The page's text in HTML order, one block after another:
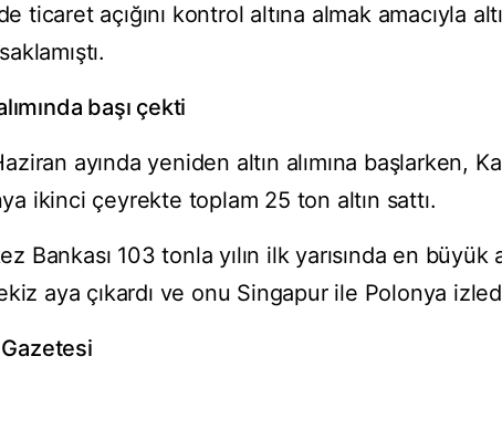
ticaret açığını kontrol altına almak amacıyla
başı çekti
ayında yeniden altın alımına başlarken,
ikinci çeyrekte toplam 25 ton altın sattı.
Bankası 103 tonla yılın ilk yarısında en büyük
aya çıkardı ve onu Singapur ile Polonya